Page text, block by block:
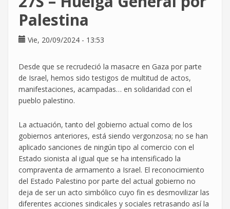
Grupo
Indra
a
huelga
por
el
poder
Palestina
Vie, 20/09/2024 - 13:53
Desde que se recrudeció la masacre en Gaza por parte
de Israel, hemos sido testigos de multitud de actos,
manifestaciones, acampadas… en solidaridad con el
pueblo palestino.
La actuación, tanto del gobierno actual como de los
gobiernos anteriores, está siendo vergonzosa; no se han
aplicado sanciones de ningún tipo al comercio con el
Estado sionista al igual que se ha intensificado la
compraventa de armamento a Israel. El reconocimiento
del Estado Palestino por parte del actual gobierno no
deja de ser un acto simbólico cuyo fin es desmovilizar las
diferentes acciones sindicales y sociales retrasando así la